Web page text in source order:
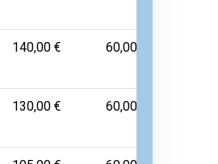
140,00 € 60,00 €
130,00 € 60,00 €